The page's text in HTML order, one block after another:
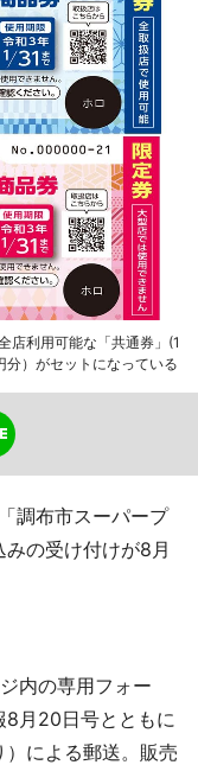
店利用可能な「共通券」(1
）がセットになっている
調布市スーパープ
の受け付けが8月
内の専用フォー
8月20日号とともに
による郵送。販売